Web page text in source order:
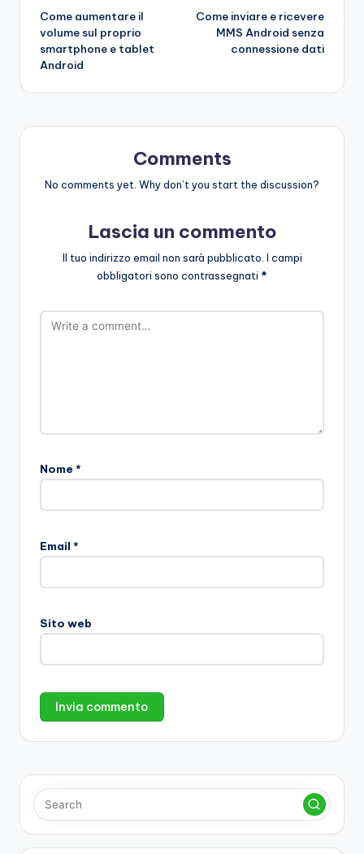
navigation
Come aumentare il
volume sul proprio
smartphone e tablet
Android
Come inviare e ricevere
MMS Android senza
connessione dati
Comments
No comments yet. Why don’t you start the discussion?
Lascia un commento
Il tuo indirizzo email non sarà pubblicato. I campi
obbligatori sono contrassegnati *
Nome *
Email *
Sito web